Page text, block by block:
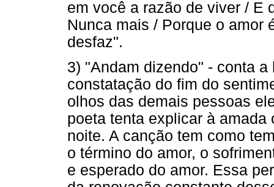
em você a razão de viver / E
Nunca mais / Porque o amor
desfaz".
3) "Andam dizendo" - conta
constatação do fim do
olhos das demais pessoas
poeta tenta explicar à
noite. A canção tem como
o término do amor, o
e esperado do amor. Essa